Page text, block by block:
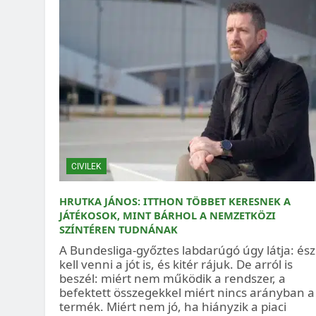
CIVILEK
HRUTKA JÁNOS: ITTHON TÖBBET KERESNEK A
JÁTÉKOSOK, MINT BÁRHOL A NEMZETKÖZI
SZÍNTÉREN TUDNÁNAK
A Bundesliga-győztes labdarúgó úgy látja:
kell venni a jót is, és kitér rájuk. De arról is
beszél: miért nem működik a rendszer, a
befektett összegekkel miért nincs arányban a
termék. Miért nem jó, ha hiányzik a piaci